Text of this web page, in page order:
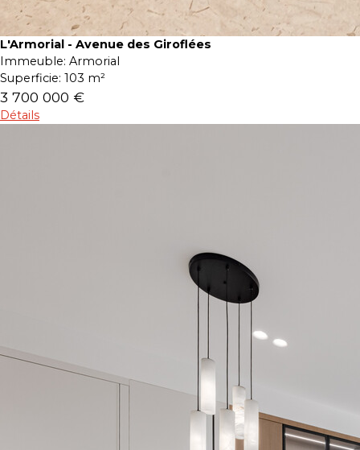
L'Armorial - Avenue des Giroflées
Immeuble: Armorial
Superficie: 103 m²
3 700 000 €
Détails